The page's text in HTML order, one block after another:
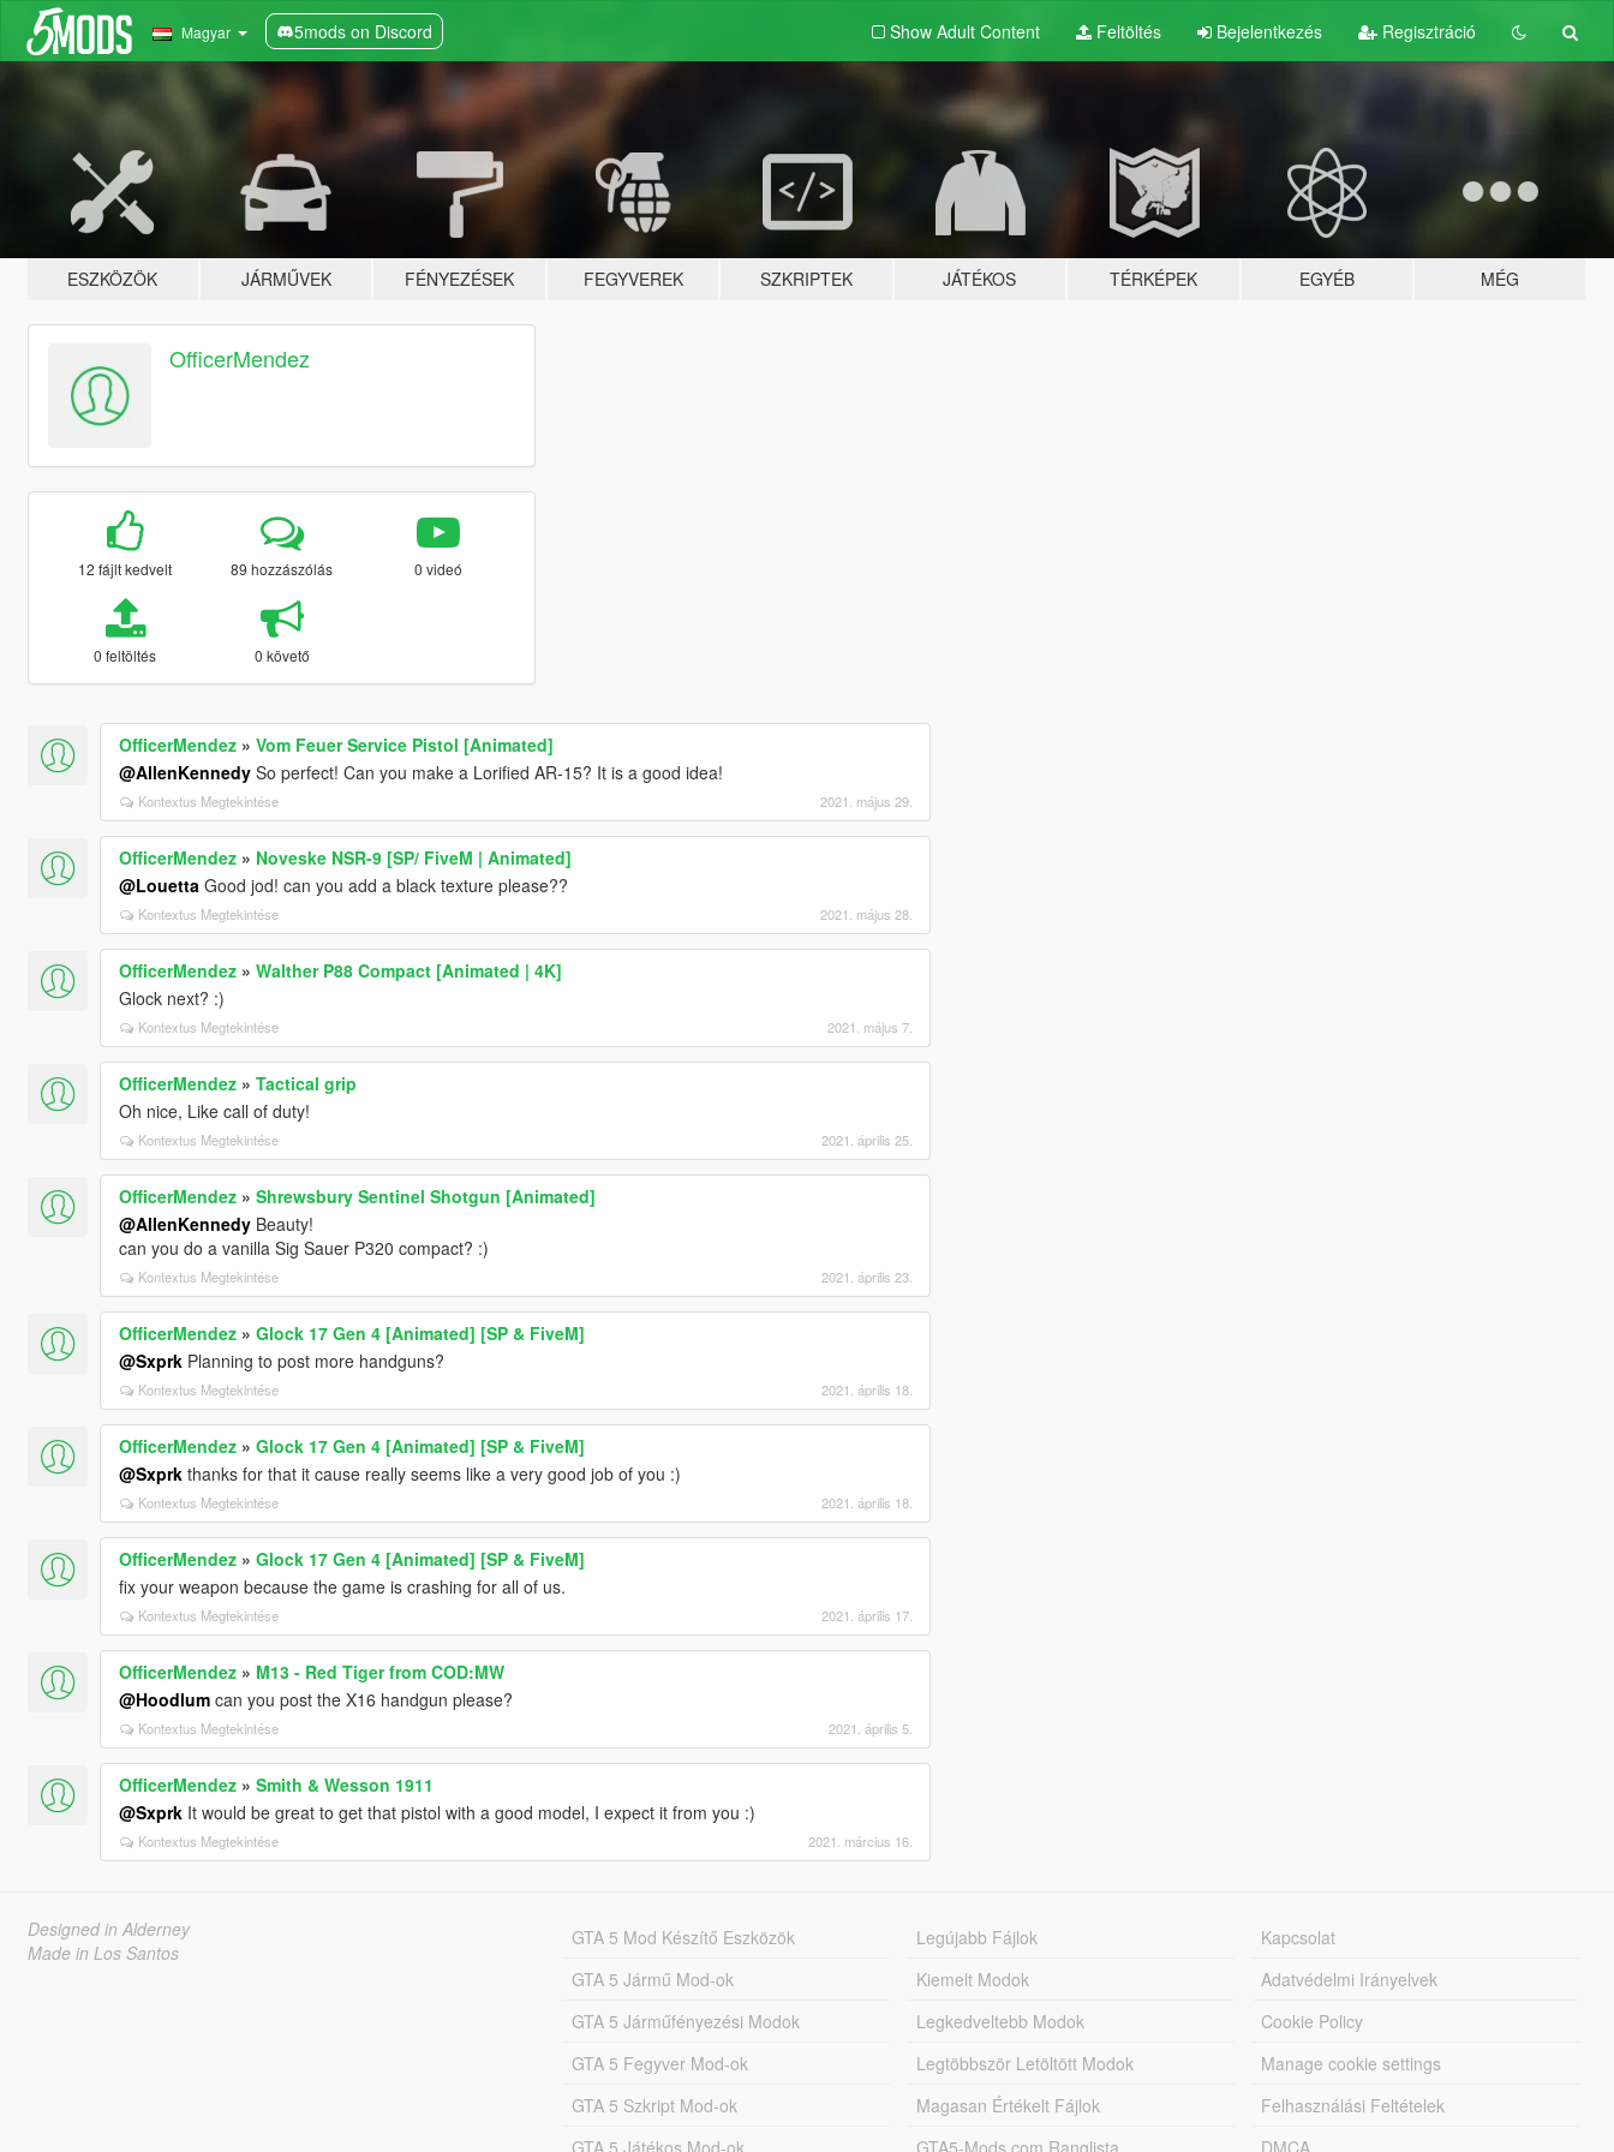
Magyar 5mods on Discord Show Adult Content Feltöltés Bejelentkezés Regisztráció
ESZKÖZÖK JÁRMŰVEK FÉNYEZÉSEK FEGYVEREK SZKRIPTEK JÁTÉKOS TÉRKÉPEK EGYÉB MÉG
OfficerMendez
12 fájlt kedvelt 89 hozzászólás 0 videó
0 feltöltés 0 követő
OfficerMendez» Vom Feuer Service Pistol [Animated]
@AllenKennedySo perfect! Can you make a Lorified AR-15? It is a good idea!
Kontextus Megtekintése 2021. május 29.
OfficerMendez» Noveske NSR-9 [SP/ FiveM | Animated]
@Louetta Good jod! can you add a black texture please??
Kontextus Megtekintése 2021. május 28.
OfficerMendez» Walther P88 Compact [Animated | 4K]
Glock next? :)
Kontextus Megtekintése 2021. május 7.
OfficerMendez» Tactical grip
Oh nice, Like call of duty!
Kontextus Megtekintése 2021. április 25.
OfficerMendez» Shrewsbury Sentinel Shotgun [Animated]
@AllenKennedyBeauty!
can you do a vanilla Sig Sauer P320 compact? :)
Kontextus Megtekintése 2021. április 23.
OfficerMendez» Glock 17 Gen 4 [Animated] [SP & FiveM]
@SxprkPlanning to post more handguns?
Kontextus Megtekintése 2021. április 18.
OfficerMendez» Glock 17 Gen 4 [Animated] [SP & FiveM]
@Sxprkthanks for that it cause really seems like a very good job of you :)
Kontextus Megtekintése 2021. április 18.
OfficerMendez» Glock 17 Gen 4 [Animated] [SP & FiveM]
fix your weapon because the game is crashing for all of us.
Kontextus Megtekintése 2021. április 17.
OfficerMendez» M13 - Red Tiger from COD:MW
@Hoodlumcan you post the X16 handgun please?
Kontextus Megtekintése 2021. április 5.
OfficerMendez» Smith & Wesson 1911
@SxprkIt would be great to get that pistol with a good model, I expect it from you :)
Kontextus Megtekintése 2021. március 16.
Designed in Alderney
Made in Los Santos
GTA 5 Mod Készítő Eszközök
GTA 5 Jármű Mod-ok
GTA 5 Járműfényezési Modok
GTA 5 Fegyver Mod-ok
GTA 5 Szkript Mod-ok
GTA 5 Játékos Mod-ok
Legújabb Fájlok
Kiemelt Modok
Legkedveltebb Modok
Legtöbbször Letöltött Modok
Magasan Értékelt Fájlok
GTA5-Mods.com Ranglista
Kapcsolat
Adatvédelmi Irányelvek
Cookie Policy
Manage cookie settings
Felhasználási Feltételek
DMCA